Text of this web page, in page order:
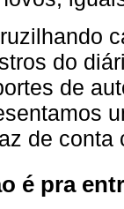
do
de
de conta
é pra